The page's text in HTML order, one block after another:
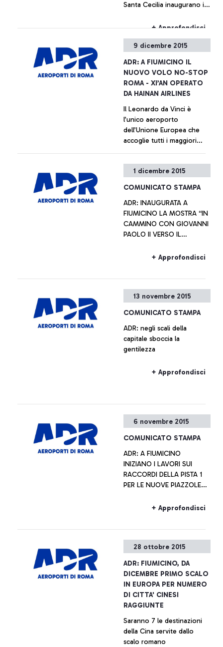
Santa Cecilia inaugurano il
Cecilia al Volo”, ogni
Leonardo da Vinci
+ Approfondisci
9 dicembre 2015
ADR: A FIUMICINO IL
NUOVO VOLO NO-STOP
ROMA - XI’AN OPERATO
DA HAINAN AIRLINES
Il Leonardo da Vinci è
l’unico aeroporto
dell’Unione Europea che
accoglie tutti i maggiori
+ Approfondisci
1 dicembre 2015
COMUNICATO STAMPA
ADR: INAUGURATA A
FIUMICINO LA MOSTRA “IN
CAMMINO CON GIOVANNI
PAOLO II VERSO IL
DELLA MISERICORDIA” Le
+ Approfondisci
13 novembre 2015
COMUNICATO STAMPA
ADR: negli scali della
capitale sboccia la
gentilezza
+ Approfondisci
6 novembre 2015
COMUNICATO STAMPA
ADR: A FIUMICINO
INIZIANO I LAVORI SUI
RACCORDI DELLA PISTA 1
PER LE NUOVE PIAZZOLE
+ Approfondisci
28 ottobre 2015
ADR: FIUMICINO, DA
DICEMBRE PRIMO SCALO
IN EUROPA PER NUMERO
DI CITTA' CINESI
RAGGIUNTE
Saranno 7 le destinazioni
della Cina servite dallo
scalo romano